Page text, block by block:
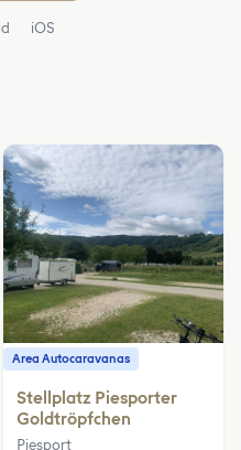
iOS
Area Autocaravanas
Stellplatz Piesporter
Goldtröpfchen
Piesport